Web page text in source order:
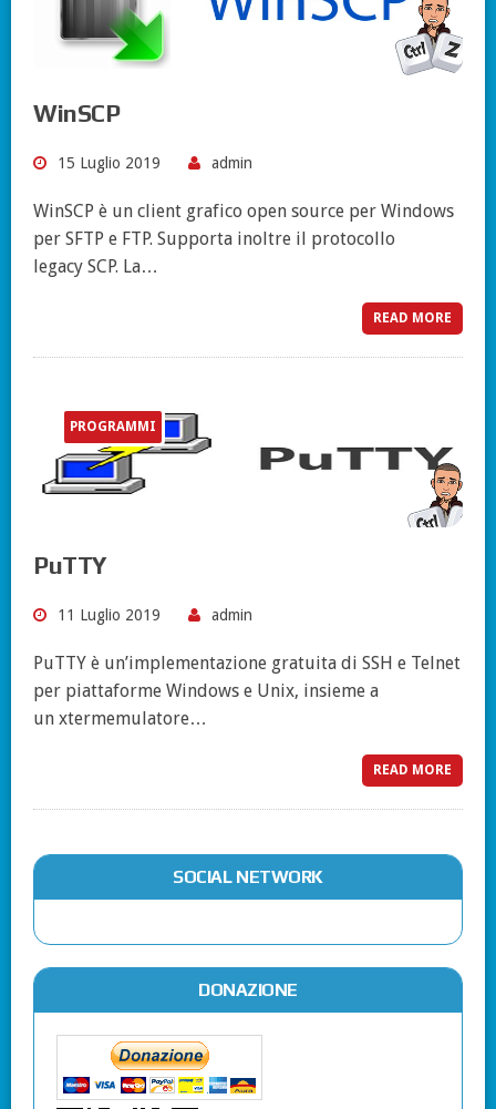
WinSCP
15 Luglio 2019 admin
WinSCP è un client grafico open source per Windows
per SFTP e FTP. Supporta inoltre il protocollo
legacy SCP. La…
READ MORE
PROGRAMMI
PuTTY
11 Luglio 2019 admin
PuTTY è un’implementazione gratuita di SSH e Telnet
per piattaforme Windows e Unix, insieme a
un xtermemulatore…
READ MORE
SOCIAL NETWORK
DONAZIONE